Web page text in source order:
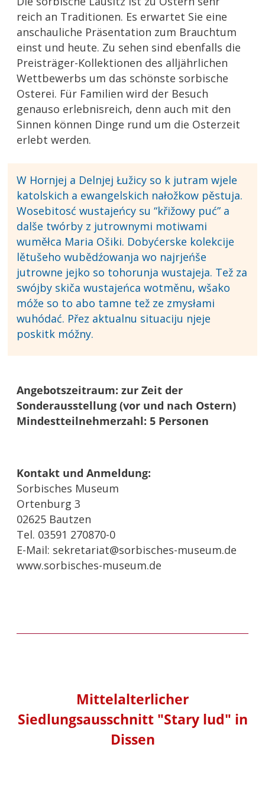
reich an Traditionen. Es erwartet Sie eine
anschauliche Präsentation zum Brauchtum
einst und heute. Zu sehen sind ebenfalls die
Preisträger-Kollektionen des alljährlichen
Wettbewerbs um das schönste sorbische
Osterei. Für Familien wird der Besuch
genauso erlebnisreich, denn auch mit den
Sinnen können Dinge rund um die Osterzeit
erlebt werden.
W Hornjej a Delnjej Łužicy so k jutram wjele
katolskich a ewangelskich nałožkow pěstuja.
Wosebitosć wustajeńcy su “křižowy puć” a
dalše twórby z jutrownymi motiwami
wuměłca Maria Ošiki. Dobyćerske kolekcije
lětušeho wubědźowanja wo najrjeńše
jutrowne jejko so tohorunja wustajeja. Tež za
swójby skiča wustajeńca wotměnu, wšako
móže so to abo tamne tež ze zmysłami
wuhódać. Přez aktualnu situaciju njeje
poskitk móžny.
Angebotszeitraum: zur Zeit der
Sonderausstellung (vor und nach Ostern)
Mindestteilnehmerzahl: 5 Personen
Kontakt und Anmeldung:
Sorbisches Museum
Ortenburg 3
02625 Bautzen
Tel. 03591 270870-0
E-Mail: sekretariat@sorbisches-museum.de
www.sorbisches-museum.de
Mittelalterlicher
Siedlungsausschnitt "Stary lud" in
Dissen